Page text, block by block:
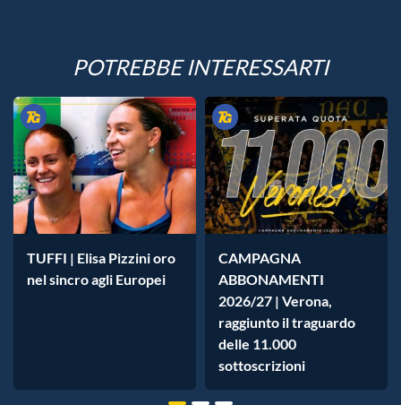
POTREBBE INTERESSARTI
TUFFI | Elisa Pizzini oro
nel sincro agli Europei
CAMPAGNA
ABBONAMENTI
2026/27 | Verona,
raggiunto il traguardo
delle 11.000
sottoscrizioni